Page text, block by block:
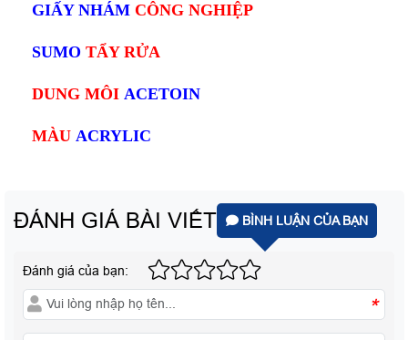
GIẤY NHÁM CÔNG NGHIỆP
SUMO TẨY RỬA
DUNG MÔI ACETOIN
MÀU ACRYLIC
ĐÁNH GIÁ BÀI VIẾT BÌNH LUẬN CỦA BẠN
Đánh giá của bạn:
*